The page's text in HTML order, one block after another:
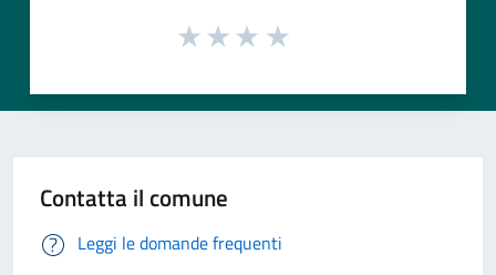
Contatta il comune
Leggi le domande frequenti